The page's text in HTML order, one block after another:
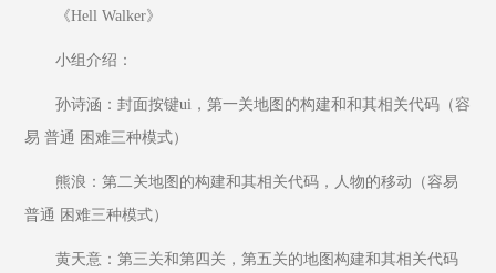
《Hell Walker》
小组介绍：
孙诗涵：封面按键ui，第一关地图的构建和和其相关代码（容
易 普通 困难三种模式）
熊浪：第二关地图的构建和其相关代码，人物的移动（容易
普通 困难三种模式）
黄天意：第三关和第四关，第五关的地图构建和其相关代码